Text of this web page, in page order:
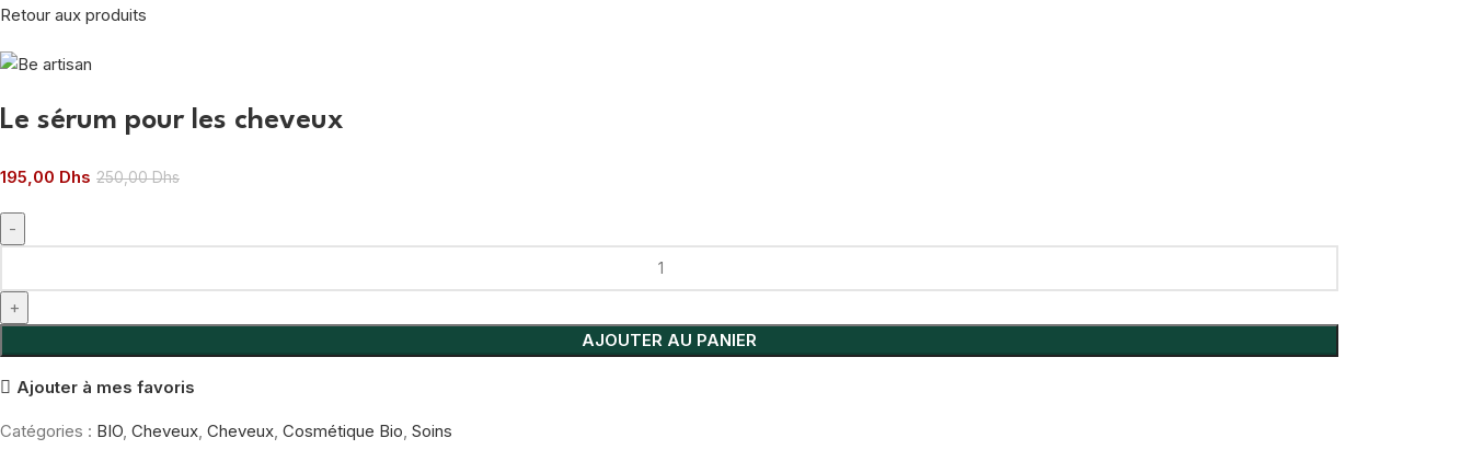
Retour aux produits
Le sérum pour les cheveux
195,00 Dhs 250,00Dhs
Le
pour
les
AJOUTER AU PANIER
Ajouter à mes favoris
Catégories : BIO, Cheveux, Cheveux, Cosmétique Bio, Soins